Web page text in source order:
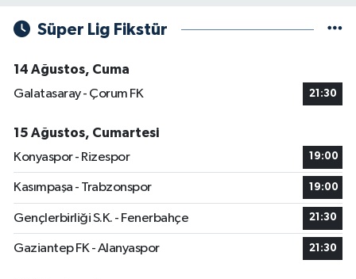
Süper Lig Fikstür
14 Ağustos, Cuma
Galatasaray - Çorum FK
21:30
15 Ağustos, Cumartesi
Konyaspor - Rizespor
19:00
Kasımpaşa - Trabzonspor 19:00
Gençlerbirliği S.K. - Fenerbahçe 21:30
Gaziantep FK - Alanyaspor 21:30